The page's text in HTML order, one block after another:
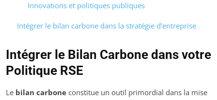
Innovations et politiques publiques
Intégrer le bilan carbone dans la stratégie d’entreprise
Intégrer le Bilan Carbone dans votre
Politique RSE
Le bilan carbone constitue un outil primordial dans la mise